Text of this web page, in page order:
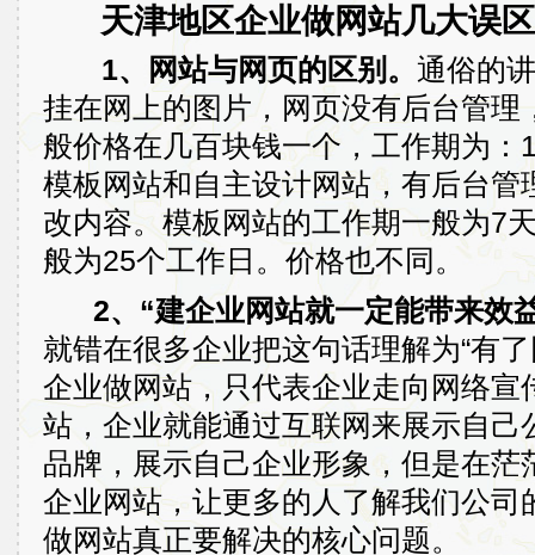
天津地区企业做网站几大误
1、网站与网页的区别。 通俗的
挂在网上的图片，网页没有后台管理
般价格在几百块钱一个，工作期为
模板网站和自主设计网站，有后台管
改内容。模板网站的工作期一般为7
般为25个工作日。价格也不同。
2、“建企业网站就一定能带来效
就错在很多企业把这句话理解为“有
企业做网站，只代表企业走向网络宣
站，企业就能通过互联网来展示自己
品牌，展示自己企业形象，但是在
企业网站，让更多的人了解我们公司
做网站真正要解决的核心问题。